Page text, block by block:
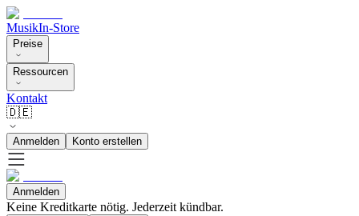
MusikIn-Store
Preise
Ressourcen
Kontakt
🇩🇪
Anmelden Konto erstellen
Anmelden
Keine Kreditkarte nötig. Jederzeit kündbar.